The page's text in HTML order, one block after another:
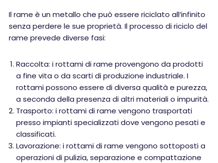
Il rame è un metallo che può essere riciclato all’infinito
senza perdere le sue proprietà. Il processo di riciclo del
rame prevede diverse fasi:
Raccolta: i rottami di rame provengono da prodotti
a fine vita o da scarti di produzione industriale. I
rottami possono essere di diversa qualità e purezza,
a seconda della presenza di altri materiali o impurità.
Trasporto: i rottami di rame vengono trasportati
presso impianti specializzati dove vengono pesati e
classificati.
Lavorazione: i rottami di rame vengono sottoposti a
operazioni di pulizia, separazione e compattazione